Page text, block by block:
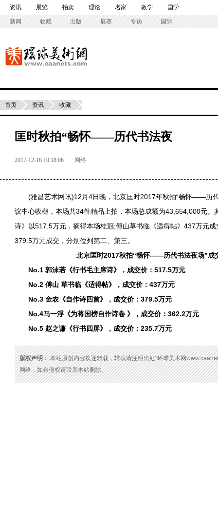
资讯 展览 拍卖 理论 名家 教学 国学
新闻 收藏 出版 展赛 专访 国际
首页 资讯 收藏
匡时秋拍“畅怀——历代书法夜
2017-12-16 10:18:06 网络
(雅昌艺术网讯)12月4日晚，北京匡时2017年秋拍“畅怀——历代
议中心收槌，本场共34件精品上拍，本场总成额为43,654,000元。
诗》以517.5万元，摘得本场桂冠;傅山草书临《适得帖》437万元
379.5万元成交，分别位列第二、第三。
北京匡时2017秋拍“畅怀——历代书法夜场”成
No.1 郭沫若《行书毛主席诗》，成交价：517.5万元
No.2 傅山 草书临《适得帖》，成交价：437万元
No.3 金农《自作诗四首》，成交价：379.5万元
No.4马一浮《为蒋国榜自作诗卷 》，成交价：362.2万元
No.5 赵之谦《行书四屏》，成交价：235.7万元
版权声明：本站原创内容欢迎转载，转载请注明出处“环球美术网
网络，如有侵权请联系本站删除。